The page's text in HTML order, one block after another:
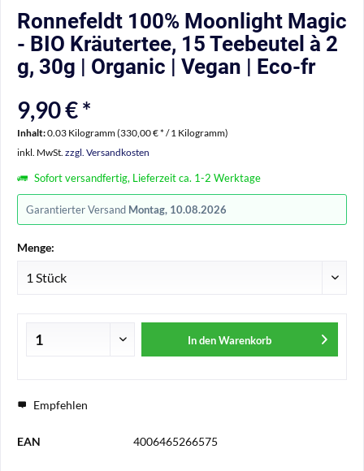
Ronnefeldt 100% Moonlight Magic
- BIO Kräutertee, 15 Teebeutel à 2
g, 30g | Organic | Vegan | Eco-fr
9,90 € *
Inhalt:0.03 Kilogramm (330,00 € * / 1 Kilogramm)
inkl. MwSt. zzgl. Versandkosten
Sofort versandfertig, Lieferzeit ca. 1-2 Werktage
Garantierter Versand Montag, 10.08.2026
Menge:
In den Warenkorb
Empfehlen
EAN 4006465266575